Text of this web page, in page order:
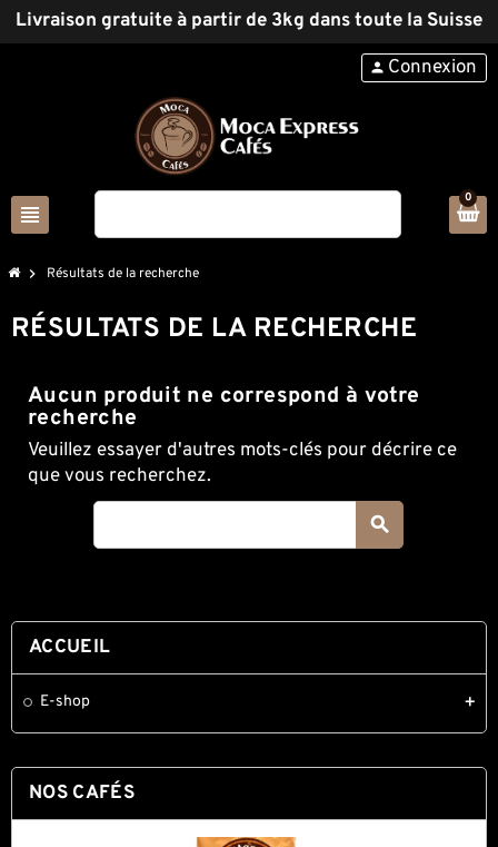
Livraison gratuite à partir de 3kg dans toute la Suisse
view_headline
person Connexion
0
chevron_right Résultats de la recherche
ACCUEIL
E-shop add
NOS CAFÉS
RÉSULTATS DE LA RECHERCHE
Aucun produit ne correspond à votre
recherche
Veuillez essayer d'autres mots-clés pour décrire ce
que vous recherchez.
search